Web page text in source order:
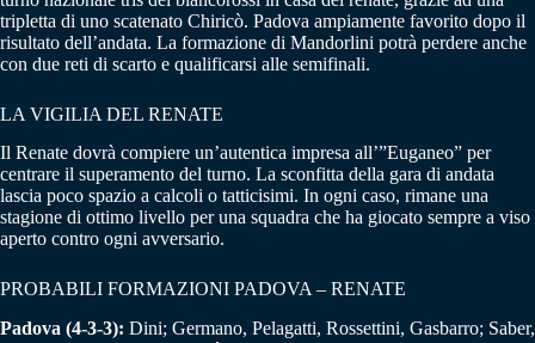
tripletta di uno scatenato Chiricò. Padova ampiamente favorito dopo il
risultato dell’andata. La formazione di Mandorlini potrà perdere anche
con due reti di scarto e qualificarsi alle semifinali.
LA VIGILIA DEL RENATE
Il Renate dovrà compiere un’autentica impresa all’”Euganeo” per
centrare il superamento del turno. La sconfitta della gara di andata
lascia poco spazio a calcoli o tatticisimi. In ogni caso, rimane una
stagione di ottimo livello per una squadra che ha giocato sempre a viso
aperto contro ogni avversario.
PROBABILI FORMAZIONI PADOVA – RENATE
Padova (4-3-3): Dini; Germano, Pelagatti, Rossettini, Gasbarro; Saber,